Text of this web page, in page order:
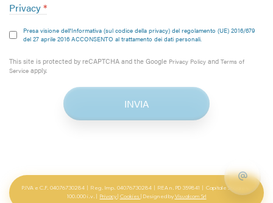
Privacy*
Presa visione dell'Informativa (sul codice della privacy) del regolamento (UE) 2016/679
del 27 aprile 2016 ACCONSENTO al trattamento dei dati personali.
reCAPTCHA*
This site is protected by reCAPTCHA and the Google Privacy Policy and Terms of
Service apply.
INVIA
P.IVA e C.F. 04076730284  |  Reg. Imp. 04076730284  |  REA n. PD 359841  |  Capitale Sociale €
100.000 i.v.
Privacy Cookies | Designed by Visualcom Srl